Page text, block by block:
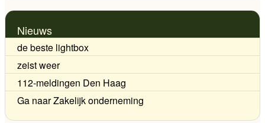
Nieuws
de beste lightbox
zeist weer
112-meldingen Den Haag
Ga naar Zakelijk onderneming